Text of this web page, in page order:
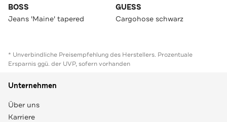
BOSS
Jeans 'Maine' tapered
GUESS
Cargohose schwarz
* Unverbindliche Preisempfehlung des Herstellers. Prozentuale
Ersparnis ggü. der UVP, sofern vorhanden
Unternehmen
Über uns
Karriere